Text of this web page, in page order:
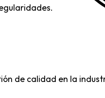
de calidad en la